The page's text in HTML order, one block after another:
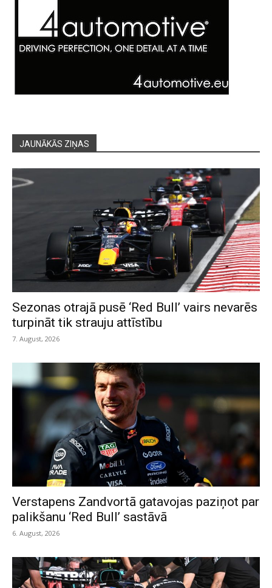
JAUNĀKĀS ZIŅAS
Sezonas otrajā pusē ‘Red Bull’ vairs nevarēs
turpināt tik strauju attīstību
7. August, 2026
Verstapens Zandvortā gatavojas paziņot par
palikšanu ‘Red Bull’ sastāvā
6. August, 2026